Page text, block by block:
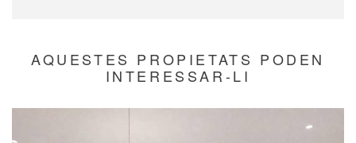
AQUESTES PROPIETATS PODEN
INTERESSAR-LI